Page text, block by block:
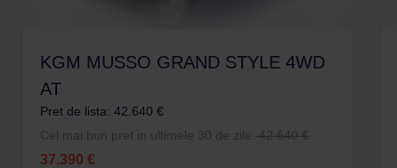
KGM MUSSO GRAND STYLE 4WD
AT
Pret de lista: 42.640 €
Cel mai bun pret in ultimele 30 de zile: 42.640 €
37.390 €